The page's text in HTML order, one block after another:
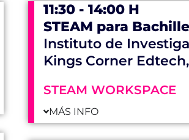
11:30 - 14:00 H
STEAM para
Instituto de
Kings Corner
STEAM WORKSPACE
MÁS INFO